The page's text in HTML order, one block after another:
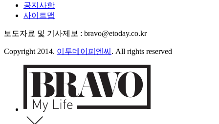
공지사항
사이트맵
보도자료 및 기사제보 : bravo@etoday.co.kr
Copyright 2014. 이투데이피엔씨 . All rights reserved